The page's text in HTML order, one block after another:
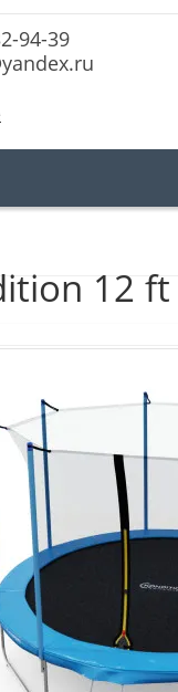
94-39
12